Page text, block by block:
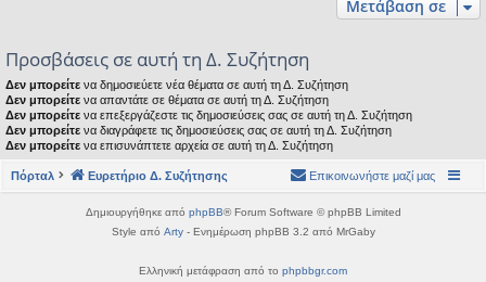
Μετάβαση σε
Προσβάσεις σε αυτή τη Δ. Συζήτηση
Δεν μπορείτε να δημοσιεύετε νέα θέματα σε αυτή τη Δ. Συζήτηση
Δεν μπορείτε να απαντάτε σε θέματα σε αυτή τη Δ. Συζήτηση
Δεν μπορείτε να επεξεργάζεστε τις δημοσιεύσεις σας σε αυτή τη Δ. Συζήτηση
Δεν μπορείτε να διαγράφετε τις δημοσιεύσεις σας σε αυτή τη Δ. Συζήτηση
Δεν μπορείτε να επισυνάπτετε αρχεία σε αυτή τη Δ. Συζήτηση
Πόρταλ Ευρετήριο Δ. Συζήτησης Επικοινωνήστε μαζί μας
Δημιουργήθηκε από phpBB® Forum Software © phpBB Limited
Style από Arty- Ενημέρωση phpBB 3.2 από MrGaby
Ελληνική μετάφραση από το phpbbgr.com